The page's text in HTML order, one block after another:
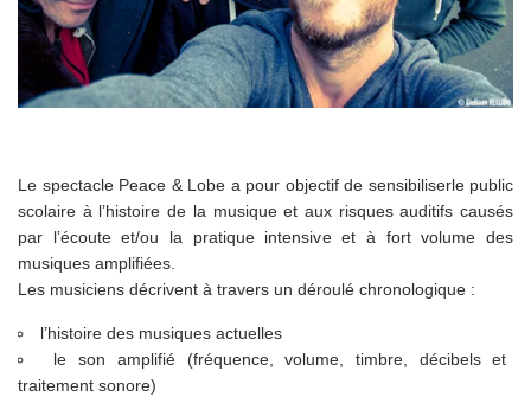
Le spectacle Peace & Lobe a pour objectif de sensibiliserle public
scolaire à l’histoire de la musique et aux risques auditifs causés
par l’écoute et/ou la pratique intensive et à fort volume des
musiques amplifiées.
Les musiciens décrivent à travers un déroulé chronologique :
l’histoire des musiques actuelles
le son amplifié (fréquence, volume, timbre, décibels et
traitement sonore)